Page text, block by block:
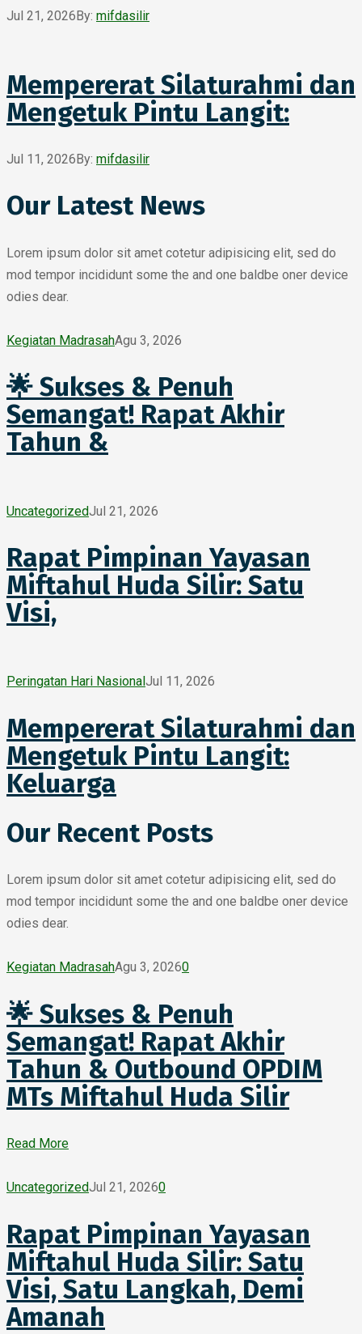
Jul 21, 2026 By: mifdasilir
Mempererat Silaturahmi dan
Mengetuk Pintu Langit:
Jul 11, 2026By: mifdasilir
Our Latest News
Lorem ipsum dolor sit amet cotetur adipisicing elit, sed do
mod tempor incididunt some the and one baldbe oner device
odies dear.
Kegiatan MadrasahAgu 3, 2026
🌟 Sukses & Penuh
Semangat! Rapat Akhir
Tahun &
UncategorizedJul 21, 2026
Rapat Pimpinan Yayasan
Miftahul Huda Silir: Satu
Visi,
Peringatan Hari Nasional Jul 11, 2026
Mempererat Silaturahmi dan
Mengetuk Pintu Langit:
Keluarga
Our Recent Posts
Lorem ipsum dolor sit amet cotetur adipisicing elit, sed do
mod tempor incididunt some the and one baldbe oner device
odies dear.
Kegiatan MadrasahAgu 3, 20260
🌟 Sukses & Penuh
Semangat! Rapat Akhir
Tahun & Outbound OPDIM
MTs Miftahul Huda Silir
Read More
UncategorizedJul 21, 20260
Rapat Pimpinan Yayasan
Miftahul Huda Silir: Satu
Visi, Satu Langkah, Demi
Amanah